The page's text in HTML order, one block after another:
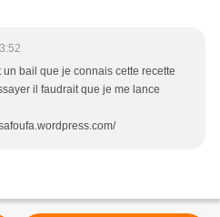
un bail que je connais cette recette
il faudrait que je me lance